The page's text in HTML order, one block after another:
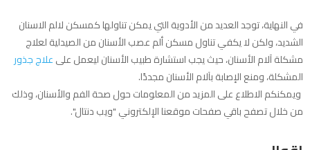
في النهاية، توجد العديد من الأدوية التي يمكن تناولها كمسكن لالم الاسنان
الشديد، ولكن لا يكفي تناول مسكن ألم عصب الأسنان من الصيدلية لعلاج
مشكلة آلام الأسنان، حيث يجب استشارة طبيب الأسنان ليعمل علىعلاج جذور
المشكلة، ومنع الإصابة بآلام الأسنان مجددًا.
ويمكنكم الاطلاع على المزيد من المعلومات حول صحة الفم والأسنان، وذلك
من خلال تصفح باقي صفحات موقعنا الإلكتروني "ويب دنتال".